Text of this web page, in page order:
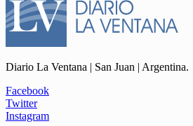
Diario La Ventana | San Juan | Argentina.
Facebook
Twitter
Instagram